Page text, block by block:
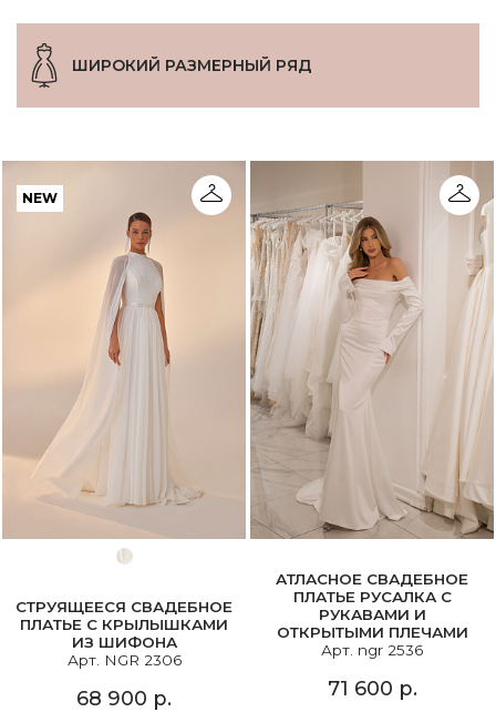
ШИРОКИЙ РАЗМЕРНЫЙ РЯД
NEW
СТРУЯЩЕЕСЯ СВАДЕБНОЕ
ПЛАТЬЕ С КРЫЛЫШКАМИ
ИЗ ШИФОНА
Арт. NGR 2306
68 900 р.
АТЛАСНОЕ СВАДЕБНОЕ
ПЛАТЬЕ РУСАЛКА С
РУКАВАМИ И
ОТКРЫТЫМИ ПЛЕЧАМИ
Арт. ngr 2536
71 600 р.